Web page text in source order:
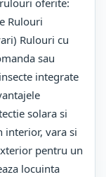
oferite:
Rulouri
Rulouri cu
sau
integrate
solara si
vara si
pentru un
locuinta